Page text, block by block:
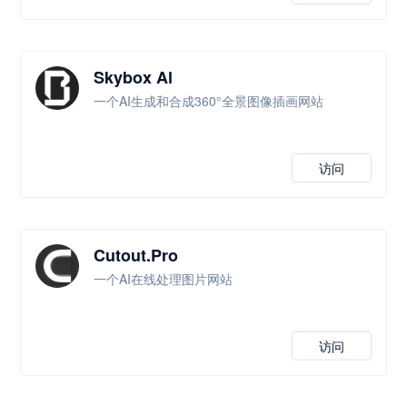
Skybox Al
一个AI生成和合成360°全景图像插画网站
访问
Cutout.Pro
一个AI在线处理图片网站
访问